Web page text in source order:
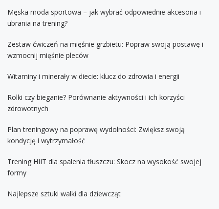
Męska moda sportowa – jak wybrać odpowiednie akcesoria i
ubrania na trening?
Zestaw ćwiczeń na mięśnie grzbietu: Popraw swoją postawę i
wzmocnij mięśnie pleców
Witaminy i minerały w diecie: klucz do zdrowia i energii
Rolki czy bieganie? Porównanie aktywności i ich korzyści
zdrowotnych
Plan treningowy na poprawę wydolności: Zwiększ swoją
kondycję i wytrzymałość
Trening HIIT dla spalenia tłuszczu: Skocz na wysokość swojej
formy
Najlepsze sztuki walki dla dziewcząt